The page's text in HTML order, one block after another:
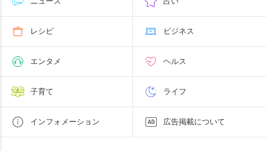
レシピ ビジネス
エンタメ ヘルス
子育て ライフ
インフォメーション 広告掲載について